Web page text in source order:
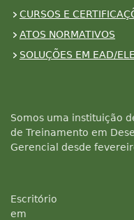
CURSOS E
ATOS NORMATIVOS
SOLUÇÕES EM EAD/
Somos uma instituição
de Treinamento em
Gerencial desde
Escritório
em